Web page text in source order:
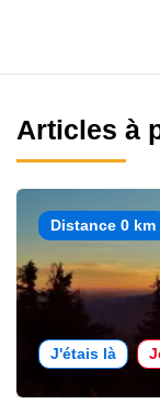
Articles à
Distance 0 km
J'étais là